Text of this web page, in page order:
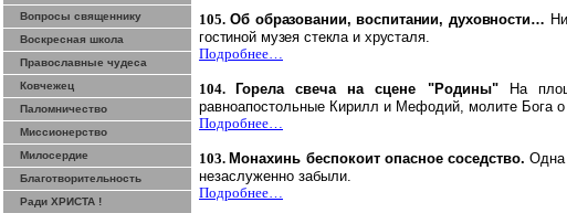
Вопросы священнику
Воскресная школа
Православные чудеса
Ковчежец
Паломничество
Миссионерство
Милосердие
Благотворительность
Ради ХРИСТА !
105.Об образовании, воспитании, духовности…
гостиной музея стекла и хрусталя.
Подробнее…
104. Горела свеча на сцене "Родины"На
равноапостольные Кирилл и Мефодий, молите Бога о
Подробнее…
103. Монахинь беспокоит опасное соседство.Одна
незаслуженно забыли.
Подробнее…